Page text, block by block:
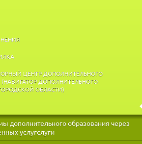
ЦЕНТР ДОПОЛНИТЕЛЬНОГО
ДОПОЛНИТЕЛЬНОГО
ОБЛАСТИ)
дополнительного образования через
услугслуги